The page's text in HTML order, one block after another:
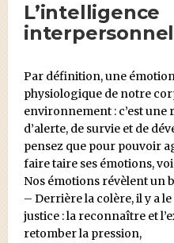
L’intelligence
Par définition, une
physiologique de notre
environnement : c’est une
d’alerte, de survie et de
pensez que pour pouvoir
faire taire ses émotions,
Nos émotions révèlent un
– Derrière la colère, il y a
justice : la reconnaître et
retomber la pression,